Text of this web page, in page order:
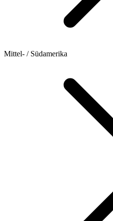
Mittel- / Südamerika